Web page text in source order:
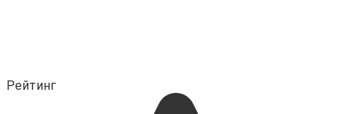
Рейтинг